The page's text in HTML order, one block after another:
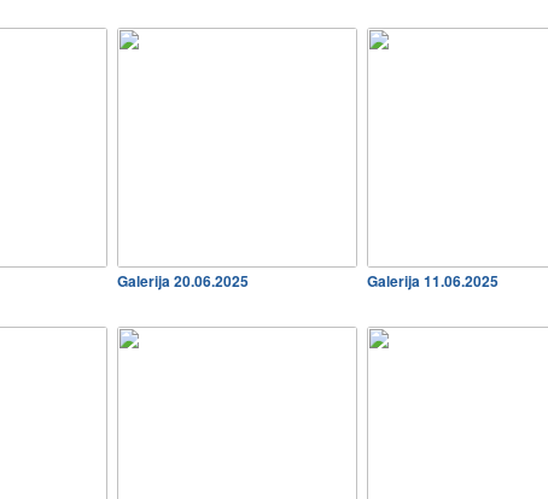
Galerija 20.06.2025 Galerija 11.06.2025